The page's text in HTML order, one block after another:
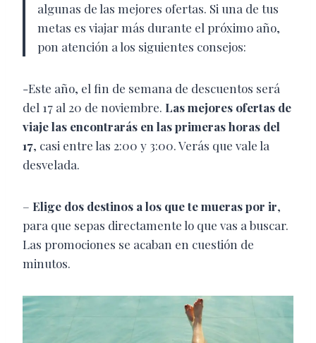
algunas de las mejores ofertas. Si una de tus
metas es viajar más durante el próximo año,
pon atención a los siguientes consejos:
-Este año, el fin de semana de descuentos será
del 17 al 20 de noviembre. Las mejores ofertas de
viaje las encontrarás en las primeras horas del
17, casi entre las 2:00 y 3:00. Verás que vale la
desvelada.
– Elige dos destinos a los que te mueras por ir,
para que sepas directamente lo que vas a buscar.
Las promociones se acaban en cuestión de
minutos.